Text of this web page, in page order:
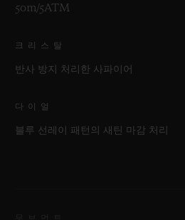
50m/5ATM
크리스탈
반사 방지 처리한 사파이어
다이얼
블루 선레이 패턴의 새틴 마감 처리